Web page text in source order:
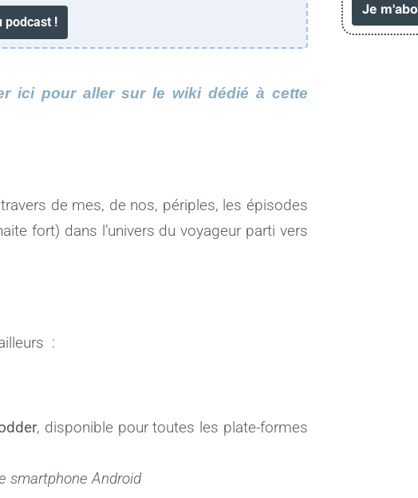
ici pour aller sur le wiki dédié à cette
de mes, de nos, périples, les épisodes
fort) dans l’univers du voyageur parti vers
:
, disponible pour toutes les plate-formes
smartphone Android